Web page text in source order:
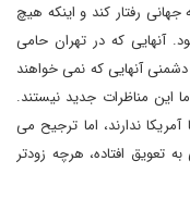
رفتار کند و اینکه هیچ
آنهایی که در تهران حامی
آنهایی که نمی خواهند
این مناظرات جدید نیستند.
ندارند، اما ترجیح می
تعویق افتاده، هرچه زودتر